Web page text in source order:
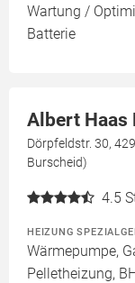
Wartung /
Batterie
Albert Haas
Dörpfeldstr. 30,
Burscheid)
4.5
HEIZUNG
Wärmepumpe,
Pelletheizung,